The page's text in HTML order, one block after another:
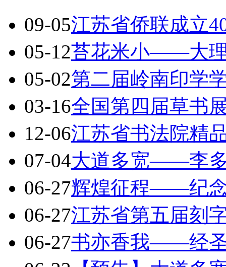
09-05江苏省侨联成立
05-12苔花米小——大
05-02第二届岭南印学
03-16全国第四届草书
12-06江苏省书法院精
07-04大道多宽——李
06-27辉煌征程——纪
06-27江苏省第五届刻
06-27书亦香我——经